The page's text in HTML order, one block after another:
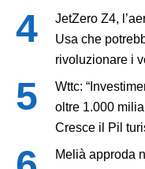
JetZero Z4,
Usa che
rivoluzionare i
Wttc:
oltre 1.000
Cresce il Pil
Melià approda